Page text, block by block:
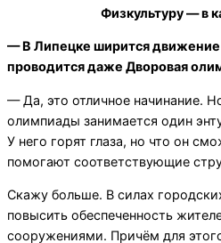
Физкультуру — в
— В Липецке ширится движение
проводится даже Дворовая
— Да, это отличное начинание.
олимпиады занимается один
У него горят глаза, но что он
помогают соответствующие
Скажу больше. В силах
повысить обеспеченность
сооружениями. Причём для